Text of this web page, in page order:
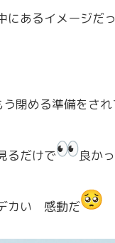
にあるイメージ
閉める準備をされ
るだけで 良か
カい 感動だ